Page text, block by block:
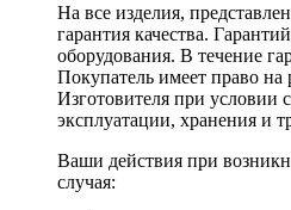
На все изделия,
гарантия качества.
оборудования. В течение
Покупатель имеет право на
Изготовителя при условии
эксплуатации, хранения и
Ваши действия при
случая: